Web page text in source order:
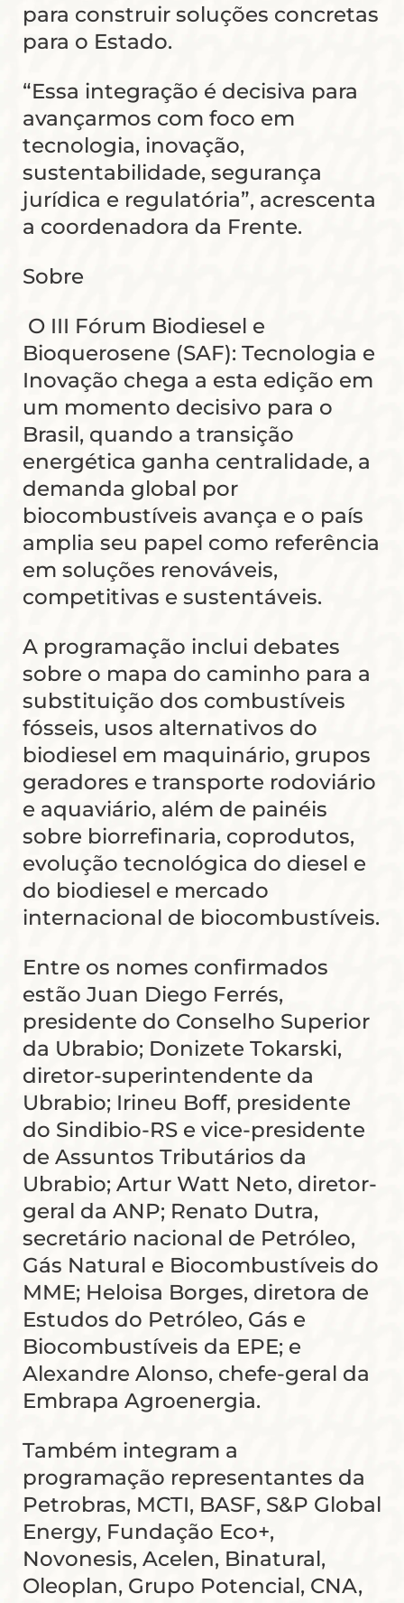
para construir soluções concretas
para o Estado.
“Essa integração é decisiva para
avançarmos com foco em
tecnologia, inovação,
sustentabilidade, segurança
jurídica e regulatória”, acrescenta
a coordenadora da Frente.
Sobre
O III Fórum Biodiesel e
Bioquerosene (SAF): Tecnologia e
Inovação chega a esta edição em
um momento decisivo para o
Brasil, quando a transição
energética ganha centralidade, a
demanda global por
biocombustíveis avança e o país
amplia seu papel como referência
em soluções renováveis,
competitivas e sustentáveis.
A programação inclui debates
sobre o mapa do caminho para a
substituição dos combustíveis
fósseis, usos alternativos do
biodiesel em maquinário, grupos
geradores e transporte rodoviário
e aquaviário, além de painéis
sobre biorrefinaria, coprodutos,
evolução tecnológica do diesel e
do biodiesel e mercado
internacional de biocombustíveis.
Entre os nomes confirmados
estão Juan Diego Ferrés,
presidente do Conselho Superior
da Ubrabio; Donizete Tokarski,
diretor-superintendente da
Ubrabio; Irineu Boff, presidente
do Sindibio-RS e vice-presidente
de Assuntos Tributários da
Ubrabio; Artur Watt Neto, diretor-
geral da ANP; Renato Dutra,
secretário nacional de Petróleo,
Gás Natural e Biocombustíveis do
MME; Heloisa Borges, diretora de
Estudos do Petróleo, Gás e
Biocombustíveis da EPE; e
Alexandre Alonso, chefe-geral da
Embrapa Agroenergia.
Também integram a
programação representantes da
Petrobras, MCTI, BASF, S&P Global
Energy, Fundação Eco+,
Novonesis, Acelen, Binatural,
Oleoplan, Grupo Potencial, CNA,